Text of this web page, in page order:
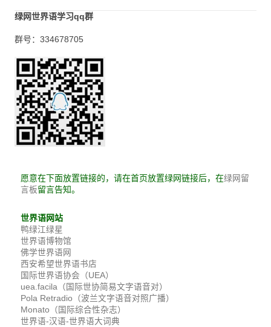
绿网世界语学习qq群
群号：334678705
愿意在下面放置链接的，请在首页放置绿网链接后，在绿网留
言板留言告知。
世界语网站
鸭绿江绿星
世界语博物馆
佛学世界语网
西安希望世界语书店
国际世界语协会（UEA）
uea.facila（国际世协简易文字语音对）
Pola Retradio（波兰文字语音对照广播）
Monato（国际综合性杂志）
世界语-汉语-世界语大词典